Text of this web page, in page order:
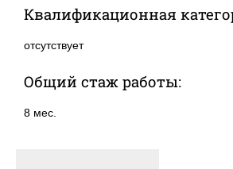
Квалификационная
отсутствует
Общий стаж работы:
8 мес.